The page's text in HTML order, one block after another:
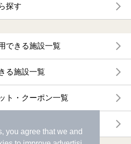
you agree that we and
探す
できる施設一覧
る施設一覧
ト・クーポン一覧